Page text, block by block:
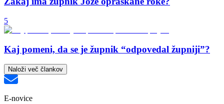
5
Kaj pomeni, da se je župnik “odpovedal župniji”?
Naloži več člankov
E-novice